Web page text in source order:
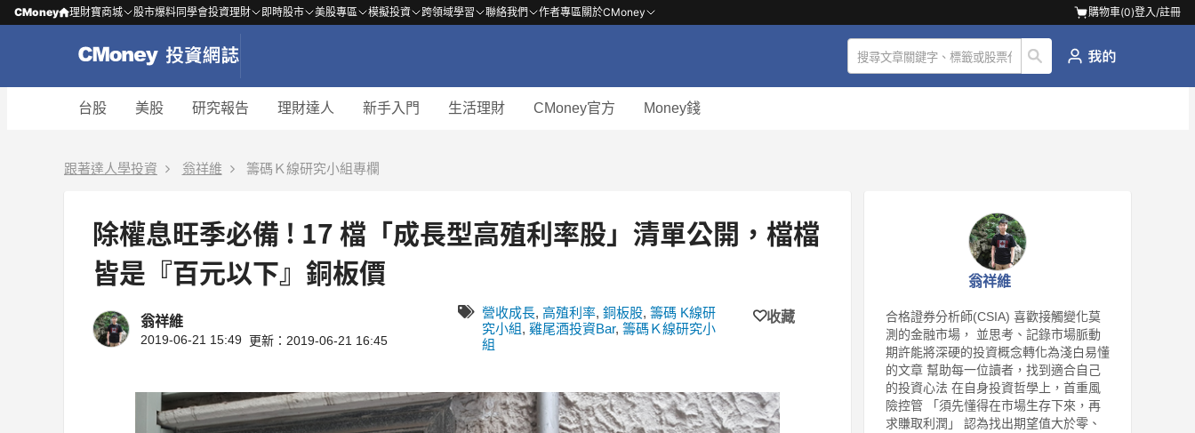
CMoney 理財寶商城 股市爆料同學會投資理財 即時股市 美股專區 模擬投資 跨領域學習 聯絡我們 作者專區關於CMoney 購物車(0)登入/註冊
台股 美股 研究報告 理財達人 新手入門 生活理財 CMoney官方 Money錢
跟著達人學投資 翁祥維 籌碼Ｋ線研究小組專欄
除權息旺季必備 ! 17 檔「成長型高殖利率股」清單公開，檔檔
皆是『百元以下』銅板價
翁祥維
2019-06-21 15:49 更新：2019-06-21 16:45
營收成長, 高殖利率, 銅板股, 籌碼 K線研
究小組, 雞尾酒投資Bar, 籌碼Ｋ線研究小
組
收藏
翁祥維
合格證券分析師(CSIA) 喜歡接觸變化莫
測的金融市場， 並思考、記錄市場脈動
期許能將深硬的投資概念轉化為淺白易懂
的文章 幫助每一位讀者，找到適合自己
的投資心法 在自身投資哲學上，首重風
險控管 「須先懂得在市場生存下來，再
求賺取利潤」 認為找出期望值大於零、